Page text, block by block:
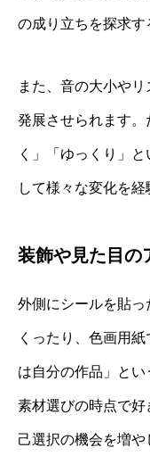
の成り立ちを探求す
また、音の大小や
発展させられます
く」「ゆっくり」
して様々な変化を経
装飾や見た目の
外側にシールを貼
くったり、色画用
は自分の作品」とい
素材選びの時点で
己選択の機会を増